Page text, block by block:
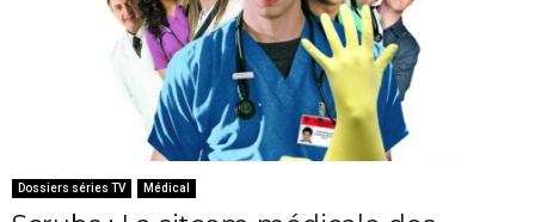
Dossiers séries TV Médical